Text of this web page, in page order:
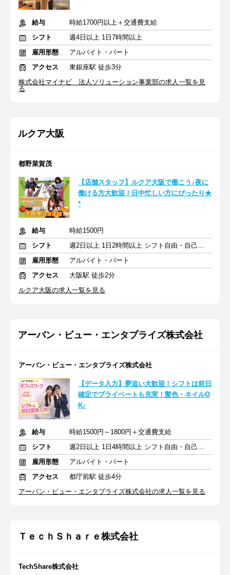
給与
時給1700円以上＋交通費支給
シフト
週4日以上 1日7時間以上
雇用形態
アルバイト・パート
アクセス
東銀座駅 徒歩3分
株式会社マイナビ 法人ソリューション事業部の求人一覧を見
る
ルクア大阪
都野菜賀茂
【店舗スタッフ】ルクア大阪で働こう♪夜に
働ける方大歓迎！日中忙しい方にぴったり★
*
給与
時給1500円
シフト
週2日以上 1日2時間以上 シフト自由・自己申告
雇用形態
アルバイト・パート
アクセス
大阪駅 徒歩2分
ルクア大阪の求人一覧を見る
アーバン・ビュー・エンタプライズ株式会社
アーバン・ビュー・エンタプライズ株式会社
【データ入力】夢追い大歓迎！シフトは前日
確定でプライベートも充実！髪色・ネイルO
K♪
給与
時給1500円～1800円＋交通費支給
シフト
週2日以上 1日4時間以上 シフト自由・自己申告
雇用形態
アルバイト・パート
アクセス
都庁前駅 徒歩4分
アーバン・ビュー・エンタプライズ株式会社の求人一覧を見る
ＴｅｃｈＳｈａｒｅ株式会社
TechShare株式会社